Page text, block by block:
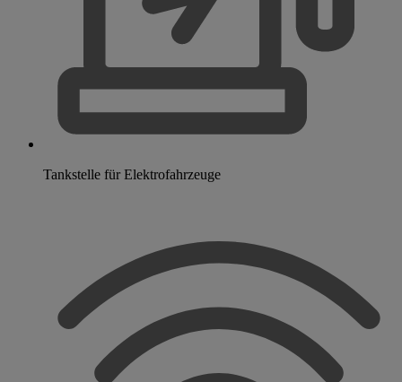
Tankstelle für Elektrofahrzeuge